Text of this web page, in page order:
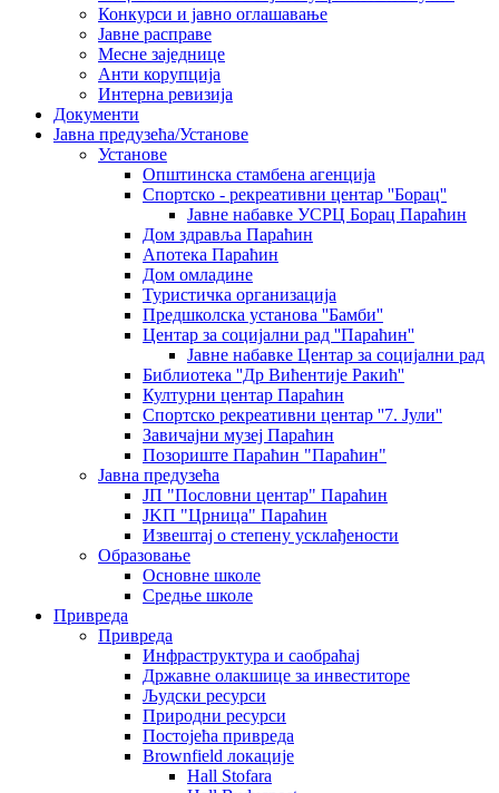
Конкурси и јавно оглашавање
Јавне расправе
Месне заједнице
Анти корупција
Интерна ревизија
Документи
Јавна предузећа/Установе
Установе
Општинскa стамбенa агенцијa
Спортско - рекреативни центар ''Борац''
Јавне набавке УСРЦ Борац Параћин
Дом здравља Параћин
Апотека Параћин
Дом омладине
Туристичка организација
Предшколска установа ''Бамби''
Центар за социјални рад ''Параћин''
Јавне набавке Центар за социјални рад
Библиотека ''Др Вићентије Ракић''
Културни центар Параћин
Спортско рекреативни центар ''7. Јули''
Завичајни музеј Параћин
Позориште Параћин "Параћин"
Јавна предузећа
ЈП "Пословни центар" Параћин
ЈKП "Црница" Параћин
Извештај о степену усклађености
Образовање
Основне школе
Средње школе
Привреда
Привреда
Инфраструктура и саобраћај
Државне олакшице за инвеститоре
Људски ресурси
Природни ресурси
Постојећа привреда
Brownfield локације
Hall Stofara